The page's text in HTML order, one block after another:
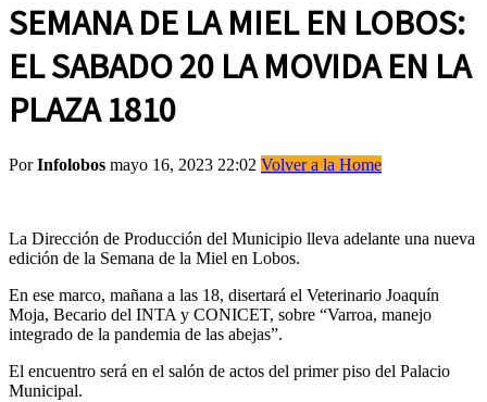
SEMANA DE LA MIEL EN LOBOS:
EL SABADO 20 LA MOVIDA EN LA
PLAZA 1810
PorInfolobos mayo 16, 2023 22:02 Volver a la Home
La Dirección de Producción del Municipio lleva adelante una nueva
edición de la Semana de la Miel en Lobos.
En ese marco, mañana a las 18, disertará el Veterinario Joaquín
Moja, Becario del INTA y CONICET, sobre “Varroa, manejo
integrado de la pandemia de las abejas”.
El encuentro será en el salón de actos del primer piso del Palacio
Municipal.